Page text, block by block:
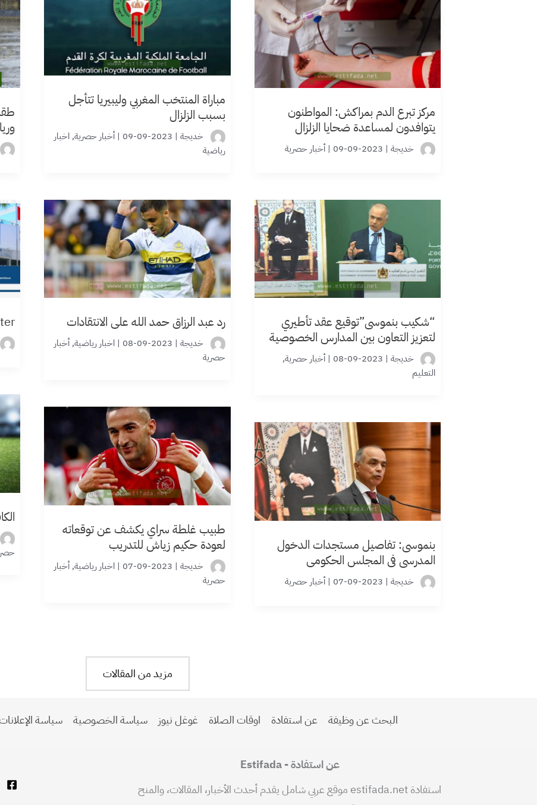
مباراة المنتخب المغربي وليبيريا تتأجل
بسبب الزلزال
خديجة |
2023-09-09
|أخبار حصرية, اخبار
رياضية
مركز تبرع الدم بمراكش: المواطنون
يتوافدون لمساعدة ضحايا الزلزال
خديجة |
2023-09-09
|أخبار حصرية
“شكيب بنموسى”توقيع عقد تأطيري
لتعزيز التعاون بين المدارس الخصوصية
والأسرخديجة |
2023-09-08
|أخبار حصرية,
التعليم
رد عبد الرزاق حمد الله على الانتقادات
خديجة |
2023-09-08
| اخبار رياضية,أخبار
حصرية
طبيب غلطة سراي يكشف عن توقعاته
لعودة حكيم زياش للتدريب
خديجة |
2023-09-07
| اخبار رياضية,أخبار
حصرية
بنموسى: تفاصيل مستجدات الدخول
المدرسي في المجلس الحكومي
خديجة |
2023-09-07
|أخبار حصرية
مزيد من المقالات
البحث عن وظيفة عن استفادة اوقات الصلاة غوغل نيوز سياسة الخصوصية سياسة
عن استفادة - Estifada
استفادة estifada.net موقع عربي شامل يقدم أحدث الأخبار، المقالات، والمنح